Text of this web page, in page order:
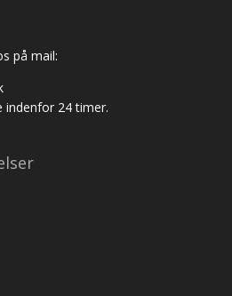
på mail:
indenfor 24 timer.